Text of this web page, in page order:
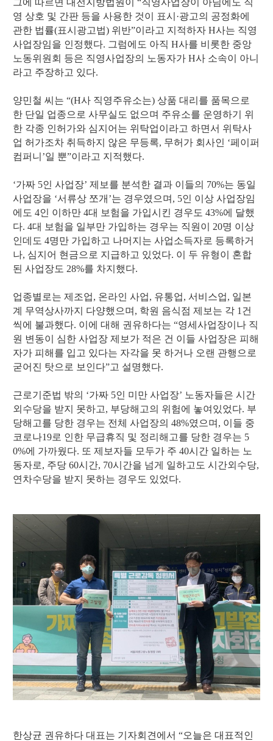
그에 따르면 대전지방법원이 “직영사업장이 아님에도 직
영 상호 및 간판 등을 사용한 것이 표시·광고의 공정화에
관한 법률(표시광고법) 위반”이라고 지적하자 H사는 직영
사업장임을 인정했다. 그럼에도 아직 H사를 비롯한 중앙
노동위원회 등은 직영사업장의 노동자가 H사 소속이 아니
라고 주장하고 있다.
양민철 씨는 “(H사 직영주유소는) 상품 대리를 품목으로
한 단일 업종으로 사무실도 없으며 주유소를 운영하기 위
한 각종 인허가와 심지어는 위탁업이라고 하면서 위탁사
업 허가조차 취득하지 않은 무등록, 무허가 회사인 ‘페이퍼
컴퍼니’일 뿐”이라고 지적했다.
‘가짜 5인 사업장’ 제보를 분석한 결과 이들의 70%는 동일
사업장을 ‘서류상 쪼개’는 경우였으며, 5인 이상 사업장임
에도 4인 이하만 4대 보험을 가입시킨 경우도 43%에 달했
다. 4대 보험을 일부만 가입하는 경우는 직원이 20명 이상
인데도 4명만 가입하고 나머지는 사업소득자로 등록하거
나, 심지어 현금으로 지급하고 있었다. 이 두 유형이 혼합
된 사업장도 28%를 차지했다.
업종별로는 제조업, 온라인 사업, 유통업, 서비스업, 일본
계 무역상사까지 다양했으며, 학원 음식점 제보는 각 1건
씩에 불과했다. 이에 대해 권유하다는 “영세사업장이나 직
원 변동이 심한 사업장 제보가 적은 건 이들 사업장은 피해
자가 피해를 입고 있다는 자각을 못 하거나 오랜 관행으로
굳어진 탓으로 보인다”고 설명했다.
근로기준법 밖의 ‘가짜 5인 미만 사업장’ 노동자들은 시간
외수당을 받지 못하고, 부당해고의 위험에 놓여있었다. 부
당해고를 당한 경우는 전체 사업장의 48%였으며, 이들 중
코로나19로 인한 무급휴직 및 정리해고를 당한 경우는 5
0%에 가까웠다. 또 제보자들 모두가 주 40시간 일하는 노
동자로, 주당 60시간, 70시간을 넘게 일하고도 시간외수당,
연차수당을 받지 못하는 경우도 있었다.
한상균 권유하다 대표는 기자회견에서 “오늘은 대표적인